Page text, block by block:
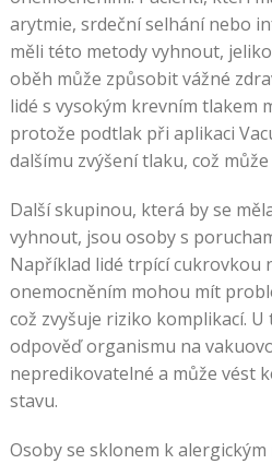
free
spins
třikrát
sebou,
přináší
speciální
bonus
Wildblaster
Casino
No
Deposit
Bonus
arytmie, srdeční selhání nebo
měli této metody vyhnout,
oběh může způsobit vážné
lidé s vysokým krevním tlakem
protože podtlak při aplikaci
dalšímu zvýšení tlaku, což
Další skupinou, která by se
vyhnout, jsou osoby s
Například lidé trpící
onemocněním mohou mít
což zvyšuje riziko komplikací.
odpověď organismu na
nepredikovatelné a může vést
stavu.
Osoby se sklonem k